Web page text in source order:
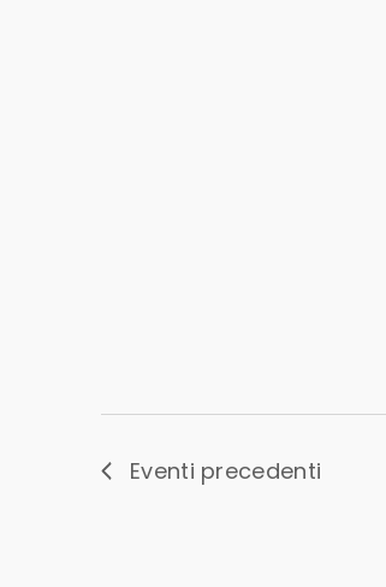
Eventi precedenti